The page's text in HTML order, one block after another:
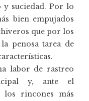
y suciedad. Por lo
bien empujados
que por los
penosa tarea de
labor de rastreo
y, ante el
los rincones más